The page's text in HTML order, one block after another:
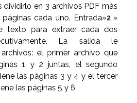
dividirlo en 3 archivos PDF más
cada uno. Entrada»2 »
texto para extraer cada dos
La salida le
el primer archivo que
1 y 2 juntas, el segundo
las páginas 3 y 4 y el tercer
las páginas 5 y 6.